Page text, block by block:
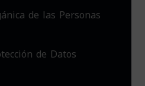
de las Personas
de Datos